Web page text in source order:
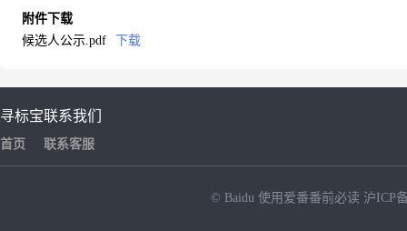
附件下载
候选人公示.pdf
下载
寻标宝
首页
联系我们
联系客服
© Baidu 使用爱番番前必读 沪ICP